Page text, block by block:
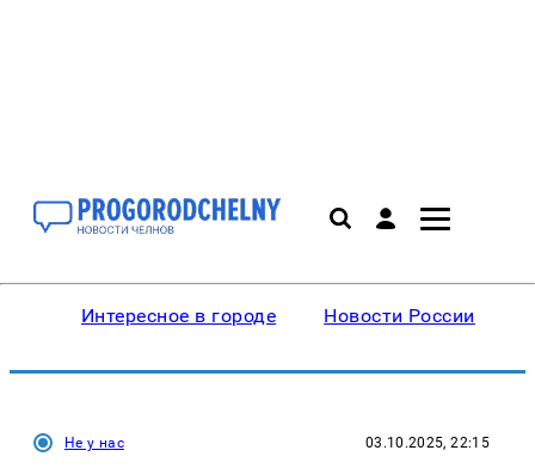
Интересное в городе Новости России
Не у нас 03.10.2025, 22:15